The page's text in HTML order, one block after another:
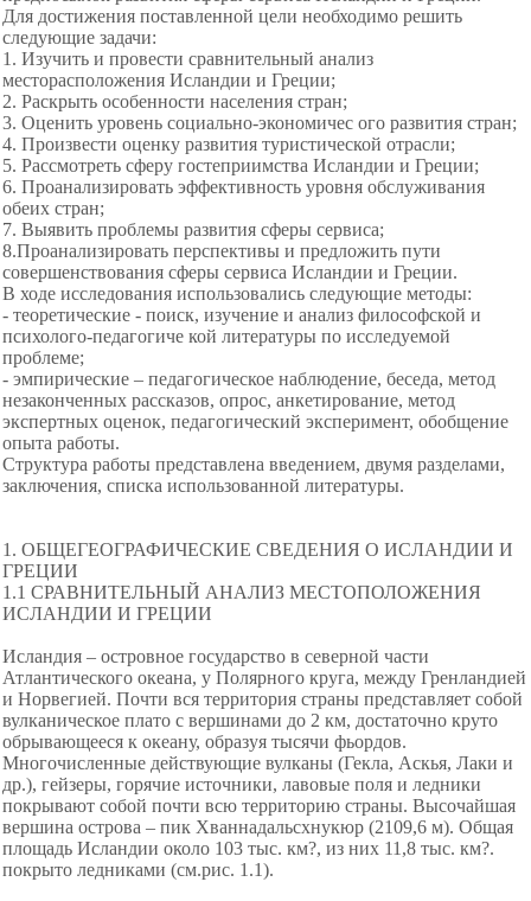
Для достижения поставленной цели необходимо решить
следующие задачи:
1. Изучить и провести сравнительный анализ
месторасположения Исландии и Греции;
2. Раскрыть особенности населения стран;
3. Оценить уровень социально-экономичес ого развития стран;
4. Произвести оценку развития туристической отрасли;
5. Рассмотреть сферу гостеприимства Исландии и Греции;
6. Проанализировать эффективность уровня обслуживания
обеих стран;
7. Выявить проблемы развития сферы сервиса;
8.Проанализировать перспективы и предложить пути
совершенствования сферы сервиса Исландии и Греции.
В ходе исследования использовались следующие методы:
- теоретические - поиск, изучение и анализ философской и
психолого-педагогиче кой литературы по исследуемой
проблеме;
- эмпирические – педагогическое наблюдение, беседа, метод
незаконченных рассказов, опрос, анкетирование, метод
экспертных оценок, педагогический эксперимент, обобщение
опыта работы.
Структура работы представлена введением, двумя разделами,
заключения, списка использованной литературы.
1. ОБЩЕГЕОГРАФИЧЕСКИЕ СВЕДЕНИЯ О ИСЛАНДИИ И
ГРЕЦИИ
1.1 СРАВНИТЕЛЬНЫЙ АНАЛИЗ МЕСТОПОЛОЖЕНИЯ
ИСЛАНДИИ И ГРЕЦИИ
Исландия – островное государство в северной части
Атлантического океана, у Полярного круга, между Гренландией
и Норвегией. Почти вся территория страны представляет собой
вулканическое плато с вершинами до 2 км, достаточно круто
обрывающееся к океану, образуя тысячи фьордов.
Многочисленные действующие вулканы (Гекла, Аскья, Лаки и
др.), гейзеры, горячие источники, лавовые поля и ледники
покрывают собой почти всю территорию страны. Высочайшая
вершина острова – пик Хваннадальсхнукюр (2109,6 м). Общая
площадь Исландии около 103 тыс. км?, из них 11,8 тыс. км?.
покрыто ледниками (см.рис. 1.1).